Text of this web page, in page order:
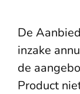
De
inzake
de
Product